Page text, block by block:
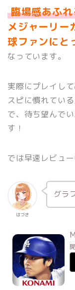
臨場感あふれ
メジャーリー
球ファンにと
なっています。
実際にプレイし
スピに慣れてい
で、待ち望んで
す！
では早速レビュ
はづき
グラ